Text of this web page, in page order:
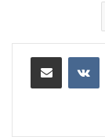
مشاركة عبر البريد